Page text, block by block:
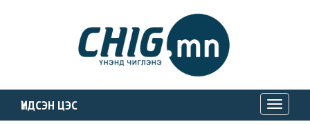
ҮНДСЭН ЦЭС
Toggle